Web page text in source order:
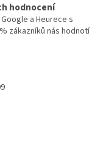
hodnocení
a Heurece s
zákazníků nás hodnotí